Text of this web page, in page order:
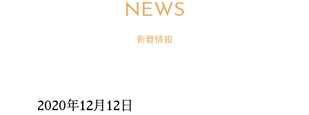
NEWS
新着情報
2020年12月12日